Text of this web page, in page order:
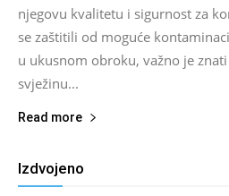
njegovu kvalitetu i sigurnost za
se zaštitili od moguće
u ukusnom obroku, važno je
svježinu...
Read more
Izdvojeno